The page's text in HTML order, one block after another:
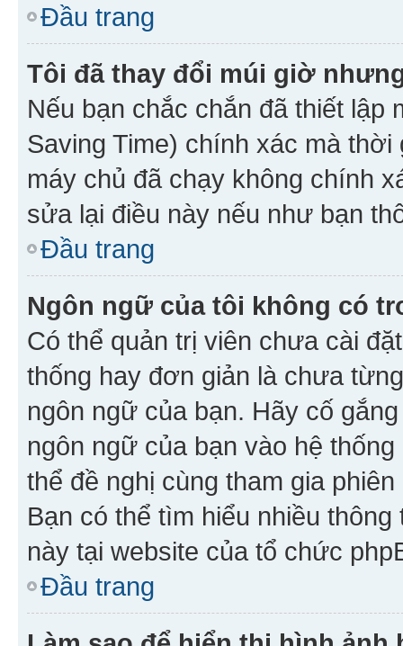
Đầu trang
Tôi đã thay đổi múi giờ
Nếu bạn chắc chắn đã thiết lập
Saving Time) chính xác mà
máy chủ đã chạy không chính
sửa lại điều này nếu như bạn
Đầu trang
Ngôn ngữ của tôi không có
Có thể quản trị viên chưa cài
thống hay đơn giản là chưa
ngôn ngữ của bạn. Hãy cố
ngôn ngữ của bạn vào hệ
thể đề nghị cùng tham gia
Bạn có thể tìm hiểu nhiều
này tại website của tổ chức
Đầu trang